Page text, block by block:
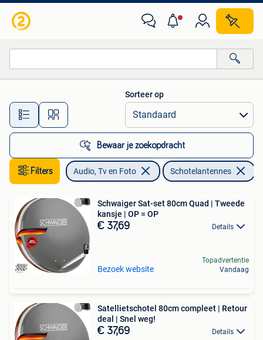
Alle afstanden…
Sorteer op
Bewaar je zoekopdracht
Filters Audio, Tv en Foto Schotelantennes
Schwaiger Sat-set 80cm Quad | Tweede
kansje | OP = OP
€ 37,69 Details
Bezoek website
Topadvertentie
Vandaag
Satellietschotel 80cm compleet | Retour
deal | Snel weg!
€ 37,69 Details